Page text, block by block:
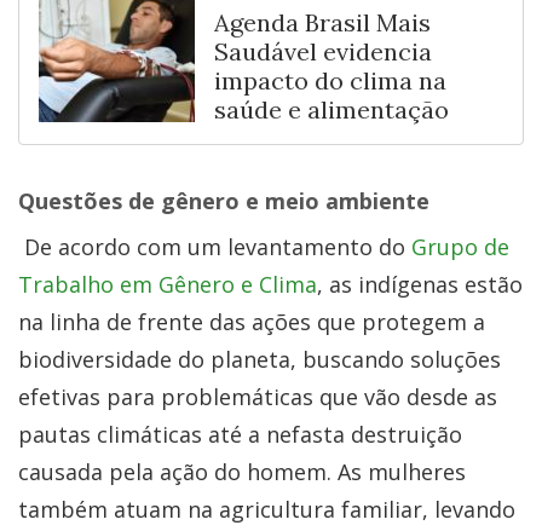
Agenda Brasil Mais
Saudável evidencia
impacto do clima na
saúde e alimentação
Questões de gênero e meio ambiente
De acordo com um levantamento do Grupo de
Trabalho em Gênero e Clima, as indígenas estão
na linha de frente das ações que protegem a
biodiversidade do planeta, buscando soluções
efetivas para problemáticas que vão desde as
pautas climáticas até a nefasta destruição
causada pela ação do homem. As mulheres
também atuam na agricultura familiar, levando